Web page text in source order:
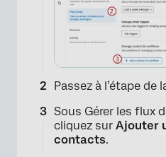
Passez à l’étape de
Sous Gérer les flux
cliquez sur Ajouter
contacts.